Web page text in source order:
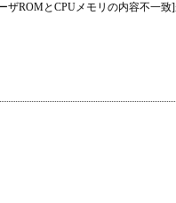
ROMとCPUメモリの内容不一致